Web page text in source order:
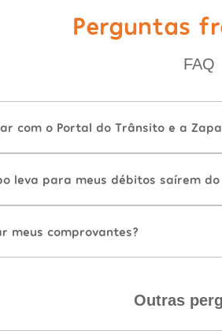
Perguntas
FAQ
com o Portal do Trânsito e a
leva para meus débitos saírem do
meus comprovantes?
Outras